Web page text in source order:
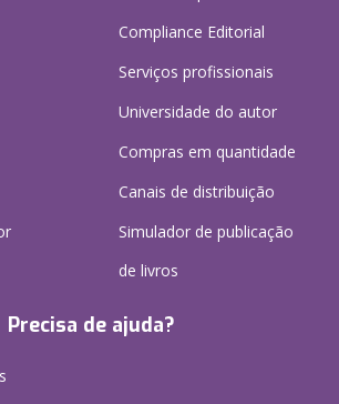
Compliance Editorial
Serviços profissionais
Universidade do autor
Compras em quantidade
Canais de distribuição
Simulador de publicação
de livros
Precisa de ajuda?